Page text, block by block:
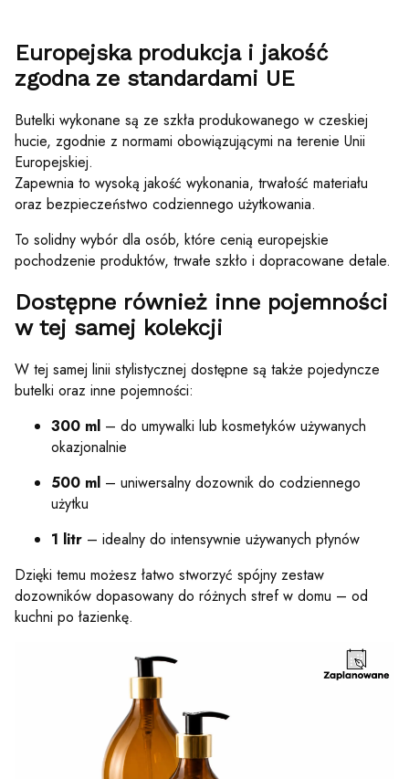
Europejska produkcja i jakość
zgodna ze standardami UE
Butelki wykonane są ze szkła produkowanego w czeskiej
hucie, zgodnie z normami obowiązującymi na terenie Unii
Europejskiej.
Zapewnia to wysoką jakość wykonania, trwałość materiału
oraz bezpieczeństwo codziennego użytkowania.
To solidny wybór dla osób, które cenią europejskie
pochodzenie produktów, trwałe szkło i dopracowane detale.
Dostępne również inne pojemności
w tej samej kolekcji
W tej samej linii stylistycznej dostępne są także pojedyncze
butelki oraz inne pojemności:
300 ml – do umywalki lub kosmetyków używanych
okazjonalnie
500 ml – uniwersalny dozownik do codziennego
użytku
1 litr – idealny do intensywnie używanych płynów
Dzięki temu możesz łatwo stworzyć spójny zestaw
dozowników dopasowany do różnych stref w domu – od
kuchni po łazienkę.